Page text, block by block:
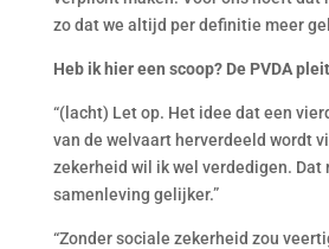
zo dat we altijd per definitie meer
Heb ik hier een scoop? De PVDA
“(lacht) Let op. Het idee dat een
van de welvaart herverdeeld wordt
zekerheid wil ik wel verdedigen. Dat
samenleving gelijker.”
“Zonder sociale zekerheid zou